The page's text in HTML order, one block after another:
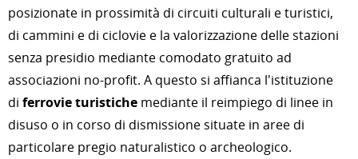
posizionate in prossimità di circuiti culturali e turistici,
di cammini e di ciclovie e la valorizzazione delle stazioni
senza presidio mediante comodato gratuito ad
associazioni no-profit. A questo si affianca l'istituzione
di ferrovie turistiche mediante il reimpiego di linee in
disuso o in corso di dismissione situate in aree di
particolare pregio naturalistico o archeologico.